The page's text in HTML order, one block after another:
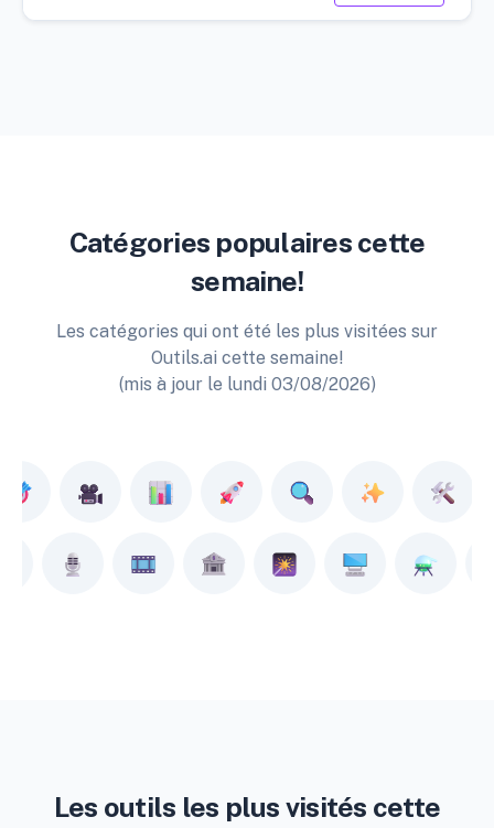
Catégories populaires cette
semaine!
Les catégories qui ont été les plus visitées sur
Outils.ai cette semaine!
(mis à jour le lundi 03/08/2026)
Les outils les plus visités cette